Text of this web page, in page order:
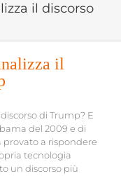
il discorso
il
di Trump? E
del 2009 e di
provato a rispondere
tecnologia
un discorso più